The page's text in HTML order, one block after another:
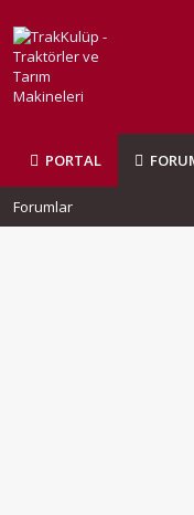
PORTAL
Forumlar